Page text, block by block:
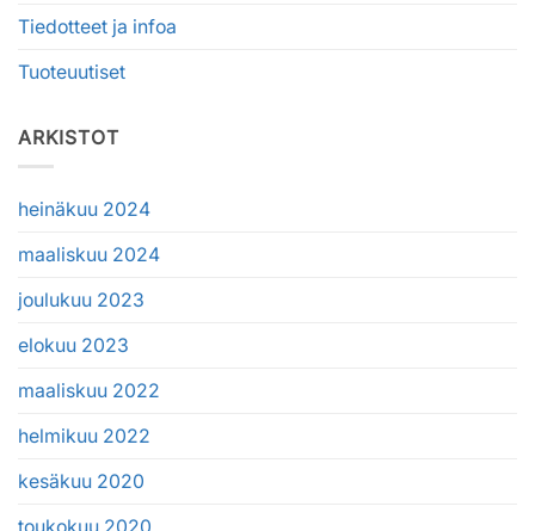
Tiedotteet ja infoa
Tuoteuutiset
ARKISTOT
heinäkuu 2024
maaliskuu 2024
joulukuu 2023
elokuu 2023
maaliskuu 2022
helmikuu 2022
kesäkuu 2020